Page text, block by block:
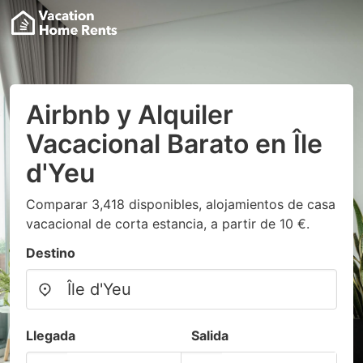
Airbnb y Alquiler
Vacacional Barato en Île
d'Yeu
Comparar 3,418 disponibles, alojamientos de casa
vacacional de corta estancia, a partir de 10 €.
Destino
Llegada Salida